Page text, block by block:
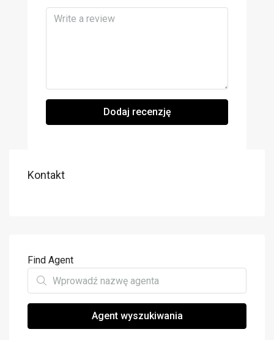
Dodaj recenzję
Kontakt
Find Agent
Agent wyszukiwania